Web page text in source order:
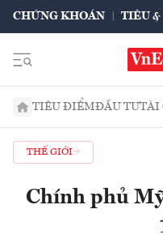
CHỨNG KHOÁN TIÊU &
TIÊU ĐIỂMĐẦU TƯTÀI
THẾ GIỚI
Chính phủ